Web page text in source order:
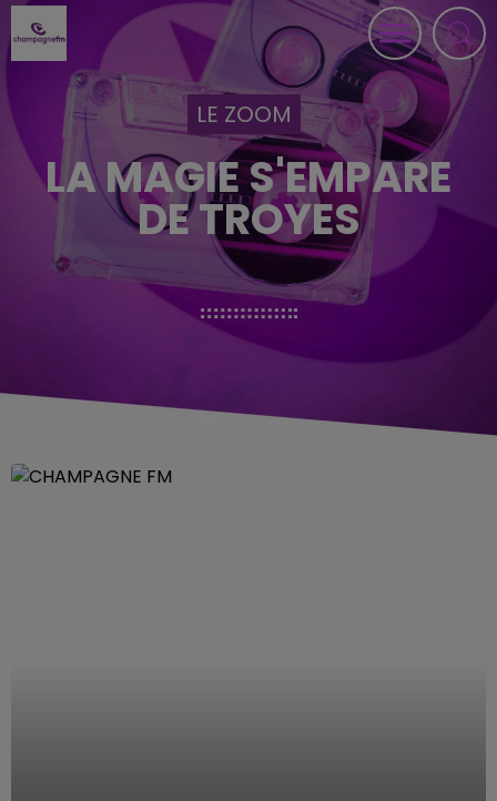
LE ZOOM
LA MAGIE S'EMPARE
DE TROYES